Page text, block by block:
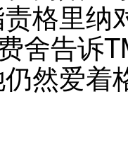
格里纳
舍告诉
然爱着